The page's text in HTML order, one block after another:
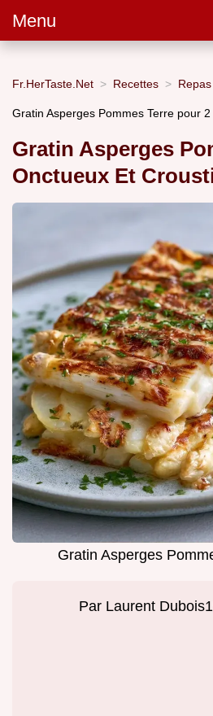
Menu
Fr.HerTaste.Net Recettes
Gratin Asperges Pommes Terre pour 2
Gratin Asperges
Onctueux Et
Gratin Asperges
Par Laurent Dubois